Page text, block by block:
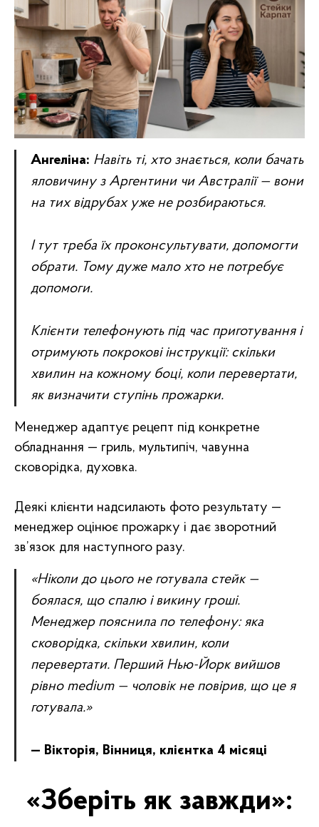
Ангеліна: Навіть ті, хто знається, коли бачать
яловичину з Аргентини чи Австралії — вони
на тих відрубах уже не розбираються.
І тут треба їх проконсультувати, допомогти
обрати. Тому дуже мало хто не потребує
допомоги.
Клієнти телефонують під час приготування і
отримують покрокові інструкції: скільки
хвилин на кожному боці, коли перевертати,
як визначити ступінь прожарки.
Менеджер адаптує рецепт під конкретне
обладнання — гриль, мультипіч, чавунна
сковорідка, духовка.
Деякі клієнти надсилають фото результату —
менеджер оцінює прожарку і дає зворотний
зв’язок для наступного разу.
«Ніколи до цього не готувала стейк —
боялася, що спалю і викину гроші.
Менеджер пояснила по телефону: яка
сковорідка, скільки хвилин, коли
перевертати. Перший Нью-Йорк вийшов
рівно medium — чоловік не повірив, що це я
готувала.»
— Вікторія, Вінниця, клієнтка 4 місяці
«Зберіть як завжди»: